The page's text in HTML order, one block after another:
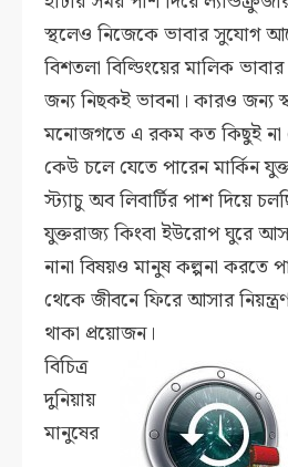
স্থলেও নিজেকে ভাবার সুযোগ
বিশতলা বিল্ডিংয়ের মালিক
জন্য নিছকই ভাবনা। কারও জন্য
মনোজগতে এ রকম কত কিছুই না
কেউ চলে যেতে পারেন মার্কিন
স্ট্যাচু অব লিবার্টির পাশ দিয়ে
যুক্তরাজ্য কিংবা ইউরোপ ঘুরে
নানা বিষয়ও মানুষ কল্পনা করতে
থেকে জীবনে ফিরে আসার
থাকা প্রয়োজন।
বিচিত্র
দুনিয়ায়
মানুষের